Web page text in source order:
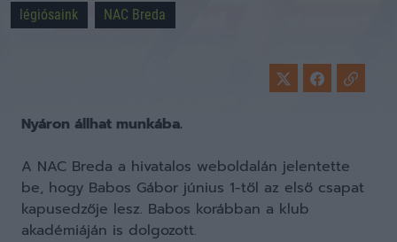
légiósaink
NAC Breda
Nyáron állhat munkába.
A NAC Breda a hivatalos weboldalán jelentette
be, hogy Babos Gábor június 1-től az első csapat
kapusedzője lesz. Babos korábban a klub
akadémiáján is dolgozott.